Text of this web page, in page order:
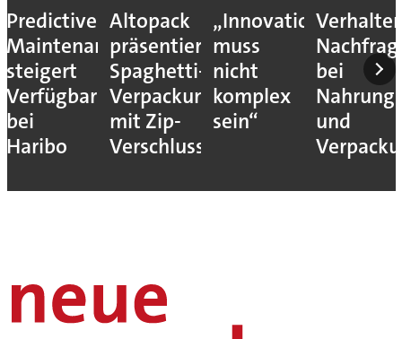
Predictive
Maintenance
steigert
Verfügbarkeit
bei
Haribo
Altopack
präsentiert
Spaghetti-
Verpackung
mit Zip-
Verschluss
„Innovation
muss
nicht
komplex
sein“
bei
und